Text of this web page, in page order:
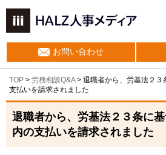
お問い合わせ
TOP > 労務相談Q&A> 退職者から、労基法２３
支払いを請求されました
退職者から、労基法２３条に
内の支払いを請求されました